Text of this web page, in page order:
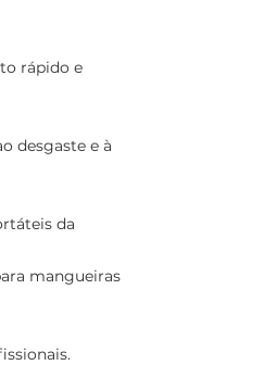
rápido e
desgaste e à
da
mangueiras